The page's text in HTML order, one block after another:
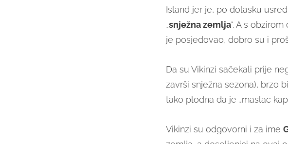
Island jer je, po dolasku
„snježna zemlja“. A s
je posjedovao, dobro su i
Da su Vikinzi sačekali prije
završi snježna sezona), brzo
tako plodna da je „maslac
Vikinzi su odgovorni i za ime